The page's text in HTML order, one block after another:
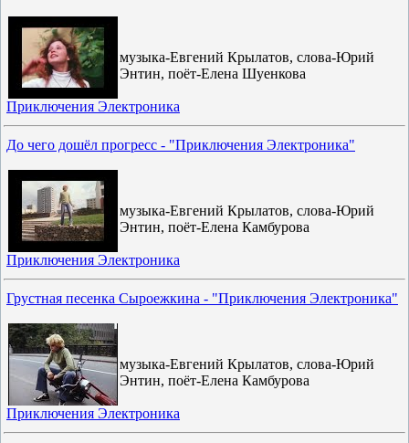
музыка-Евгений Крылатов, слова-Юрий
Энтин, поёт-Елена Шуенкова
Приключения Электроника
До чего дошёл прогресс - "Приключения Электроника"
музыка-Евгений Крылатов, слова-Юрий
Энтин, поёт-Елена Камбурова
Приключения Электроника
Грустная песенка Сыроежкина - "Приключения Электроника"
музыка-Евгений Крылатов, слова-Юрий
Энтин, поёт-Елена Камбурова
Приключения Электроника